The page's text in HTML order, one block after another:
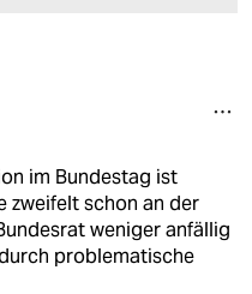
im Bundestag ist
zweifelt schon an der
weniger anfällig
problematische